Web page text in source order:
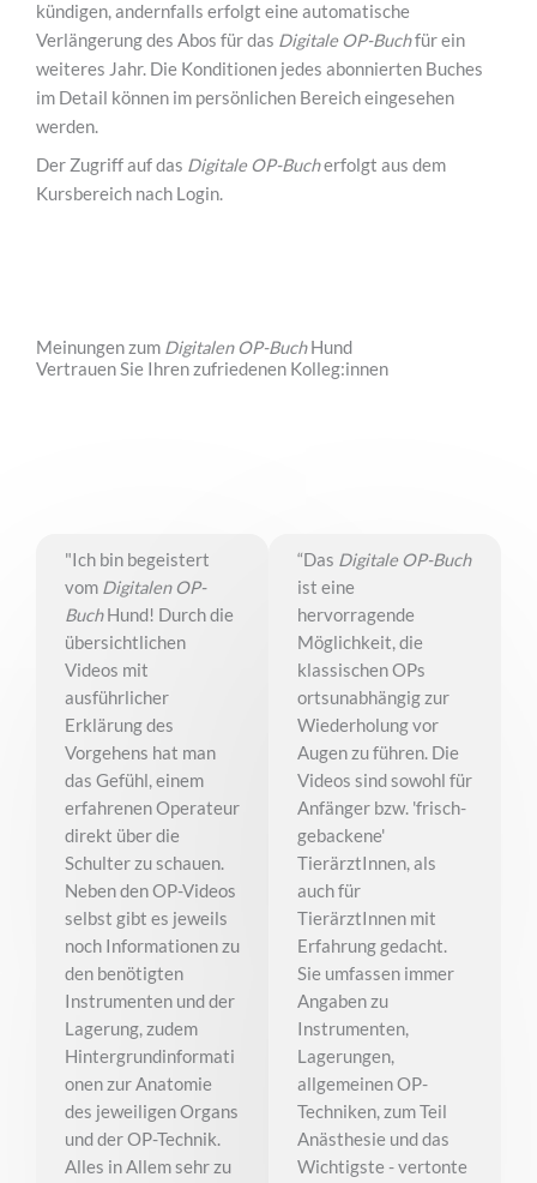
kündigen, andernfalls erfolgt eine automatische
Verlängerung des Abos für das Digitale OP-Buchfür ein
weiteres Jahr. Die Konditionen jedes abonnierten Buches
im Detail können im persönlichen Bereich eingesehen
werden.
Der Zugriff auf das Digitale OP-Bucherfolgt aus dem
Kursbereich nach Login.
Meinungen zum Digitalen OP-BuchHund
Vertrauen Sie Ihren zufriedenen Kolleg:innen
"Ich bin begeistert
vom Digitalen OP-
BuchHund! Durch die
übersichtlichen
Videos mit
ausführlicher
Erklärung des
Vorgehens hat man
das Gefühl, einem
erfahrenen Operateur
direkt über die
Schulter zu schauen.
Neben den OP-Videos
selbst gibt es jeweils
noch Informationen zu
den benötigten
Instrumenten und der
Lagerung, zudem
Hintergrundinformati
onen zur Anatomie
des jeweiligen Organs
und der OP-Technik.
Alles in Allem sehr zu
“Das Digitale OP-Buch
ist eine
hervorragende
Möglichkeit, die
klassischen OPs
ortsunabhängig zur
Wiederholung vor
Augen zu führen. Die
Videos sind sowohl für
Anfänger bzw. 'frisch-
gebackene'
TierärztInnen, als
auch für
TierärztInnen mit
Erfahrung gedacht.
Sie umfassen immer
Angaben zu
Instrumenten,
Lagerungen,
allgemeinen OP-
Techniken, zum Teil
Anästhesie und das
Wichtigste - vertonte